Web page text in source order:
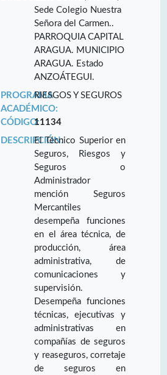
Sede Colegio Nuestra
Señora del Carmen..
PARROQUIA CAPITAL
ARAGUA. MUNICIPIO
ARAGUA. Estado
ANZOÁTEGUI.
PROGRAMA
ACADÉMICO:
RIESGOS Y SEGUROS
CÓDIGO:11134
DESCRIPCIÓN:El Técnico Superior en
Seguros, Riesgos y
Seguros o
Administrador
mención Seguros
Mercantiles
desempeña funciones
en el área técnica, de
producción, área
administrativa, de
comunicaciones y
supervisión.
Desempeña funciones
técnicas, ejecutivas y
administrativas en
compañías de seguros
y reaseguros, corretaje
de seguros en